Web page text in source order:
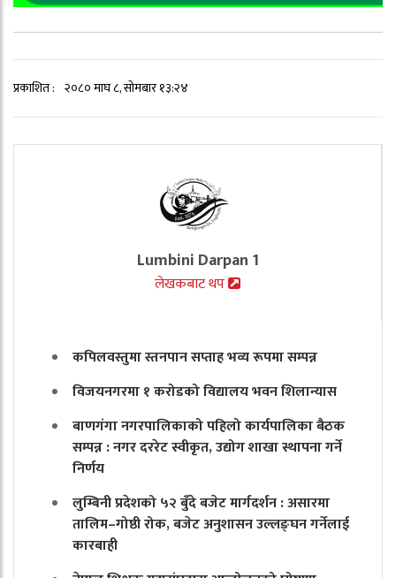
प्रकाशित : २०८० माघ ८, सोमबार १३:२४
Lumbini Darpan 1
लेखकबाट थप
कपिलवस्तुमा स्तनपान सप्ताह भव्य रूपमा सम्पन्न
विजयनगरमा १ करोडको विद्यालय भवन शिलान्यास
बाणगंगा नगरपालिकाको पहिलो कार्यपालिका बैठक
सम्पन्न : नगर दररेट स्वीकृत, उद्योग शाखा स्थापना गर्ने
निर्णय
लुम्बिनी प्रदेशको ५२ बुँदे बजेट मार्गदर्शन : असारमा
तालिम–गोष्ठी रोक, बजेट अनुशासन उल्लङ्घन गर्नेलाई
कारबाही